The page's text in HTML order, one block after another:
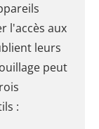
l'accès aux
leurs
peut
: